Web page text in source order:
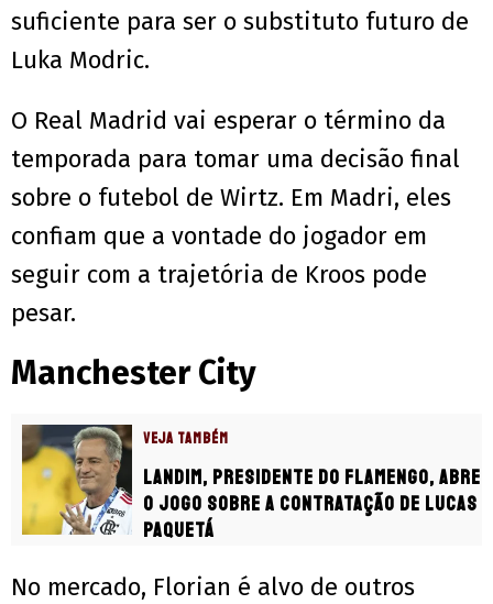
suficiente para ser o substituto futuro de
Luka Modric.
O Real Madrid vai esperar o término da
temporada para tomar uma decisão final
sobre o futebol de Wirtz. Em Madri, eles
confiam que a vontade do jogador em
seguir com a trajetória de Kroos pode
pesar.
Manchester City
VEJA TAMBÉM
Landim, presidente do Flamengo, abre
o jogo sobre a contratação de Lucas
Paquetá
No mercado, Florian é alvo de outros